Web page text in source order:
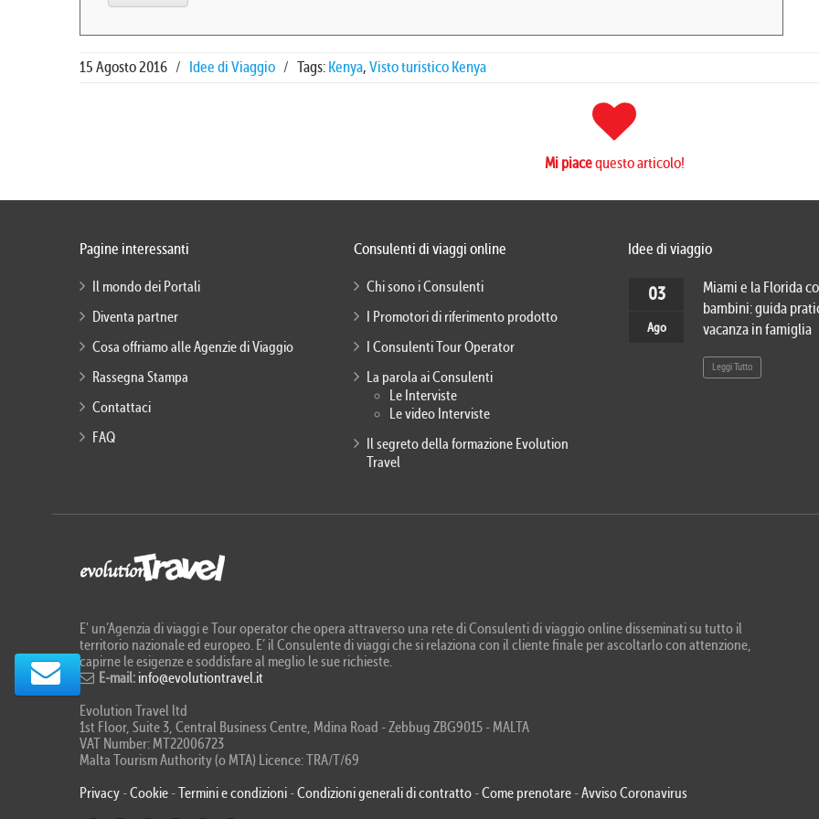
15 Agosto 2016 / Idee di Viaggio / Tags: Kenya, Visto turistico Kenya
Mi piacequesto articolo!
Pagine interessanti
Il mondo dei Portali
Diventa partner
Cosa offriamo alle Agenzie di Viaggio
Rassegna Stampa
Contattaci
FAQ
Consulenti di viaggi online
Chi sono i Consulenti
I Promotori di riferimento prodotto
I Consulenti Tour Operator
La parola ai Consulenti
Le Interviste
Le video Interviste
Il segreto della formazione Evolution
Travel
Idee di viaggio
03
Ago
Miami e la Florida
bambini: guida
vacanza in famiglia
Leggi Tutto
E' un’Agenzia di viaggi e Tour operator che opera attraverso una rete di Consulenti di viaggio online disseminati su tutto il
territorio nazionale ed europeo. E’ il Consulente di viaggi che si relaziona con il cliente finale per ascoltarlo con attenzione,
capirne le esigenze e soddisfare al meglio le sue richieste.
E-mail: info@evolutiontravel.it
Evolution Travel ltd
1st Floor, Suite 3, Central Business Centre, Mdina Road - Zebbug ZBG9015 - MALTA
VAT Number: MT22006723
Malta Tourism Authority (o MTA) Licence: TRA/T/69
Privacy -Cookie -Termini e condizioni -Condizioni generali di contratto -Come prenotare -Avviso Coronavirus